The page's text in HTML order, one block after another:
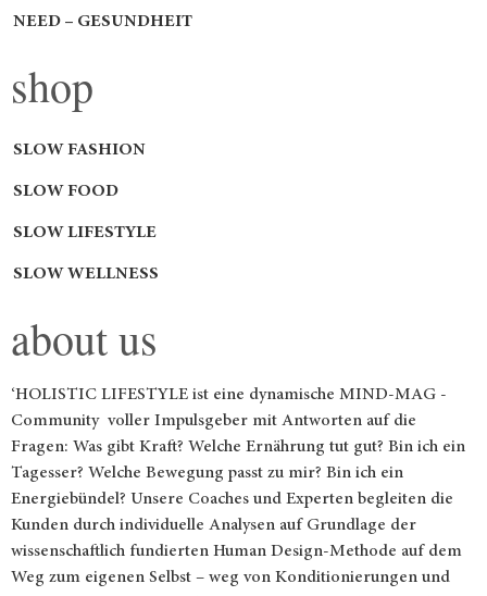
NEED – GESUNDHEIT
shop
SLOW FASHION
SLOW FOOD
SLOW LIFESTYLE
SLOW WELLNESS
about us
‘HOLISTIC LIFESTYLE ist eine dynamische MIND-MAG -
Community voller Impulsgeber mit Antworten auf die
Fragen: Was gibt Kraft? Welche Ernährung tut gut? Bin ich ein
Tagesser? Welche Bewegung passt zu mir? Bin ich ein
Energiebündel? Unsere Coaches und Experten begleiten die
Kunden durch individuelle Analysen auf Grundlage der
wissenschaftlich fundierten Human Design-Methode auf dem
Weg zum eigenen Selbst – weg von Konditionierungen und